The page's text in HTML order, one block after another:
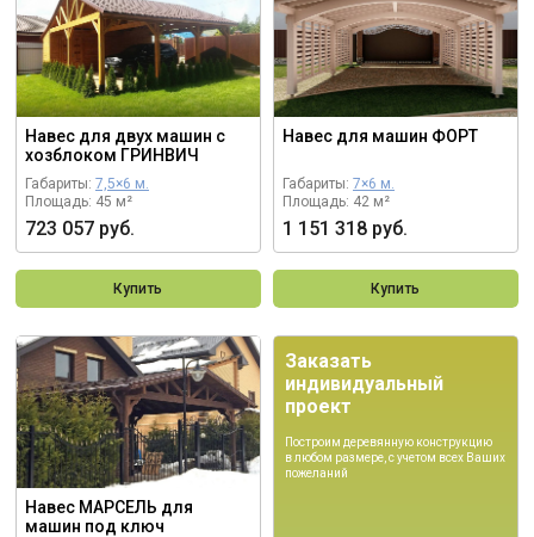
Навес для двух машин с
хозблоком ГРИНВИЧ
Габариты: 7,5×6 м.
Площадь: 45 м²
723 057 руб.
Купить
Навес для машин ФОРТ
Габариты: 7×6 м.
Площадь: 42 м²
1 151 318 руб.
Купить
Навес МАРСЕЛЬ для
машин под ключ
Заказать
индивидуальный
проект
Построим деревянную конструкцию
в любом размере, с учетом всех Ваших
пожеланий